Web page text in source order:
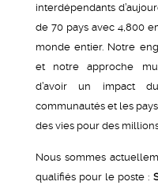
interdépendants
de 70 pays avec 4,800
monde entier. Notre
et notre approche
d’avoir un impact
communautés et les
des vies pour des
Nous sommes
qualifiés pour le poste :